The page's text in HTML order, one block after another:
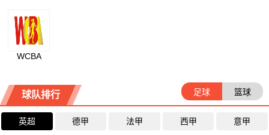
WCBA
球队排行 足球 篮球
英超 德甲 法甲 西甲 意甲